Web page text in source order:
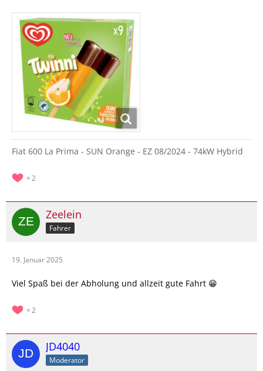
Fiat 600 La Prima - SUN Orange - EZ 08/2024 - 74kW Hybrid
2
Zeelein
Fahrer
19. Januar 2025
Viel Spaß bei der Abholung und allzeit gute Fahrt 😁
2
JD4040
Moderator